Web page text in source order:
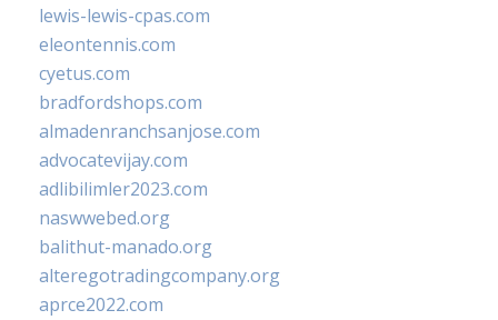
lewis-lewis-cpas.com
eleontennis.com
cyetus.com
bradfordshops.com
almadenranchsanjose.com
advocatevijay.com
adlibilimler2023.com
naswwebed.org
balithut-manado.org
alteregotradingcompany.org
aprce2022.com